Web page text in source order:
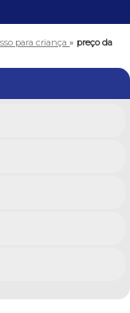
para criança» preço da